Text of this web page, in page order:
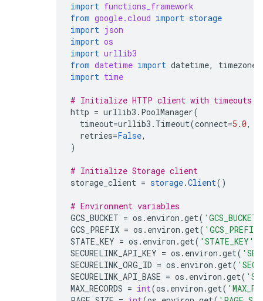
import functions_framework
from google.cloud import storage
import json
import os
import urllib3
from datetime import datetime, timezone
import time
# Initialize HTTP client with timeouts
http = urllib3 . PoolManager(
timeout=urllib3 . Timeout(connect=5.0,
retries=False,
)
# Initialize Storage client
storage_client = storage.Client()
# Environment variables
GCS_BUCKET = os . environ .get( 'GCS_BUCKET'
GCS_PREFIX = os . environ .get( 'GCS_PREFIX'
STATE_KEY = os . environ .get( 'STATE_KEY'
SECURELINK_API_KEY = os . environ .get(
SECURELINK_ORG_ID = os . environ .get(
SECURELINK_API_BASE = os . environ .get(
MAX_RECORDS = int(os . environ .get(